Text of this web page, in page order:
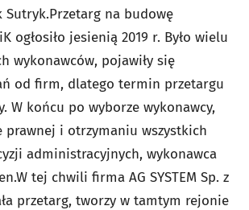
Sutryk.Przetarg na budowę
ogłosiło jesienią 2019 r. Było wielu
wykonawców, pojawiły się
od firm, dlatego termin przetargu
W końcu po wyborze wykonawcy,
prawnej i otrzymaniu wszystkich
administracyjnych, wykonawca
tej chwili firma AG SYSTEM Sp. z
przetarg, tworzy w tamtym rejonie